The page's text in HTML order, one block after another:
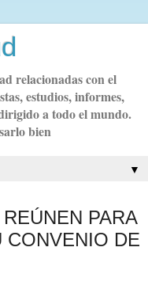
relacionadas con el
estudios, informes,
a todo el mundo.
bien
▼
PARA
CONVENIO DE